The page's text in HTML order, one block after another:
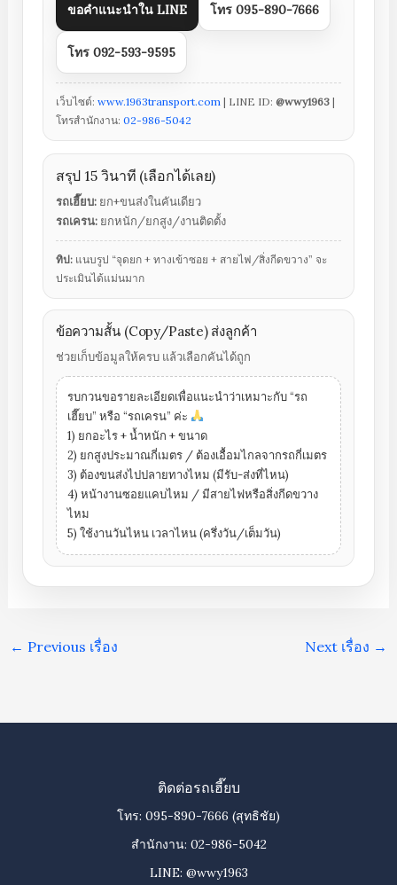
ขอคำแนะนำใน LINE โทร 095-890-7666
โทร 092-593-9595
เว็บไซต์: www.1963transport.com | LINE ID: @wwy1963|
โทรสำนักงาน: 02-986-5042
สรุป 15 วินาที (เลือกได้เลย)
รถเฮี๊ยบ:ยก+ขนส่งในคันเดียว
รถเครน:ยกหนัก/ยกสูง/งานติดตั้ง
ทิป:แนบรูป “จุดยก + ทางเข้าซอย + สายไฟ/สิ่งกีดขวาง” จะ
ประเมินได้แม่นมาก
ข้อความสั้น (Copy/Paste) ส่งลูกค้า
ช่วยเก็บข้อมูลให้ครบ แล้วเลือกคันได้ถูก
รบกวนขอรายละเอียดเพื่อแนะนำว่าเหมาะกับ “รถ
เฮี๊ยบ” หรือ “รถเครน” ค่ะ
1) ยกอะไร + น้ำหนัก + ขนาด
2) ยกสูงประมาณกี่เมตร / ต้องเอื้อมไกลจากรถกี่เมตร
3) ต้องขนส่งไปปลายทางไหม (มีรับ-ส่งที่ไหน)
4) หน้างานซอยแคบไหม / มีสายไฟหรือสิ่งกีดขวาง
ไหม
5) ใช้งานวันไหน เวลาไหน (ครึ่งวัน/เต็มวัน)
← Previous เรื่อง Next เรื่อง →
ติดต่อรถเฮี๊ยบ
โทร: 095-890-7666 (สุทธิชัย)
สำนักงาน: 02-986-5042
LINE: @wwy1963